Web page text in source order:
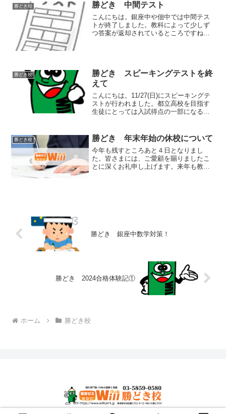
努力した部分も多いとは思...
勝どき校 勝どき 中間テスト
こんにちは。銀座中や佃中では中間テス
トが終了しました。教科によって少しず
つ答案が返却されているところですね。
勝どき校
勝どき スピーキングテストを終
えて
こんにちは。11/27(日)にスピーキングテ
ストが行われました。都立高校を目指す
生徒にとっては入試得点の一部になる大
した。…ですが、テストを終えてみて
色々な問題点が浮き...
勝どき校 勝どき 年末年始の休校について
今年も残すところあと４日となりまし
た。皆さまには、ご愛顧を賜りましたこ
とに深くお礼申し上げます。来年も教室
勝どき 銀座中数学対策！
勝どき 2024合格体験記①
ホーム 勝どき校